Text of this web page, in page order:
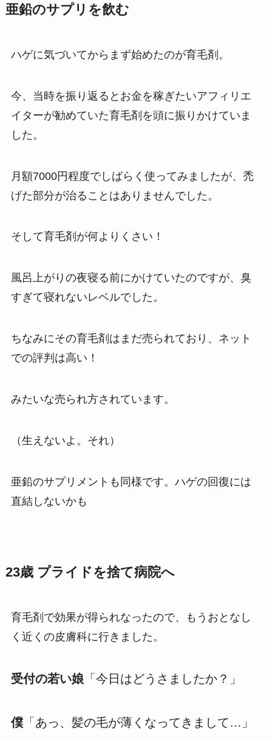
亜鉛のサプリを飲む
ハゲに気づいてからまず始めたのが育毛剤。
今、当時を振り返るとお金を稼ぎたいアフィリエ
イターが勧めていた育毛剤を頭に振りかけていま
した。
月額7000円程度でしばらく使ってみましたが、禿
げた部分が治ることはありませんでした。
そして育毛剤が何よりくさい！
風呂上がりの夜寝る前にかけていたのですが、臭
すぎて寝れないレベルでした。
ちなみにその育毛剤はまだ売られており、ネット
での評判は高い！
みたいな売られ方されています。
（生えないよ。それ）
亜鉛のサプリメントも同様です。ハゲの回復には
直結しないかも
23歳 プライドを捨て病院へ
育毛剤で効果が得られなったので、もうおとなし
く近くの皮膚科に行きました。
受付の若い娘「今日はどうさましたか？」
僕「あっ、髪の毛が薄くなってきまして…」